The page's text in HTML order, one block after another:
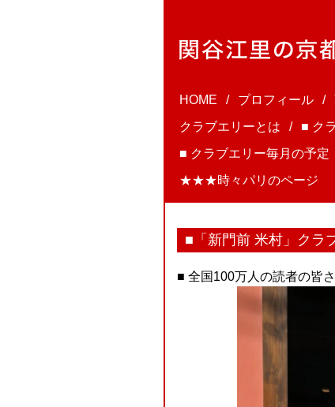
HOME プロフィール
クラブエリーとは
■ ク
■ クラブエリー毎月の予定
★★★時々パリのページ
■「新門前 米村」クラ
■ 全国100万人の読者の皆